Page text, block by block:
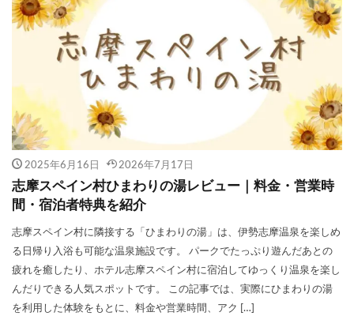
2025年6月16日 2026年7月17日
志摩スペイン村ひまわりの湯レビュー｜料金・営業時
間・宿泊者特典を紹介
志摩スペイン村に隣接する「ひまわりの湯」は、伊勢志摩温泉を楽しめ
る日帰り入浴も可能な温泉施設です。 パークでたっぷり遊んだあとの
疲れを癒したり、ホテル志摩スペイン村に宿泊してゆっくり温泉を楽し
んだりできる人気スポットです。 この記事では、実際にひまわりの湯
を利用した体験をもとに、料金や営業時間、アク […]